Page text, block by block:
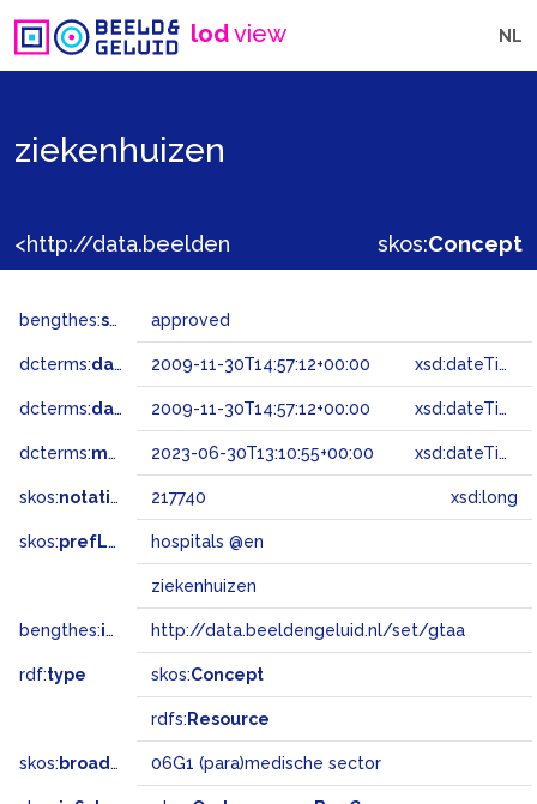
lodview NL
ziekenhuizen
skos:Concept
bengthes:status approved
dcterms:dateAccepted 2009-11-30T14:57:12+00:00 xsd:dateTime
dcterms:dateSubmitted 2009-11-30T14:57:12+00:00 xsd:dateTime
dcterms:modified 2023-06-30T13:10:55+00:00 xsd:dateTime
skos:notation 217740 xsd:long
skos:prefLabel hospitals @en
ziekenhuizen
bengthes:inSet http://data.beeldengeluid.nl/set/gtaa
rdf:type skos:Concept
rdfs: Resource
skos: broadMatch 06G1 (para)medische sector